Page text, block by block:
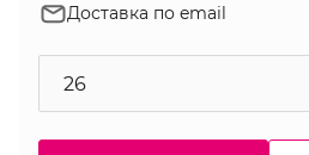
Доставка по email